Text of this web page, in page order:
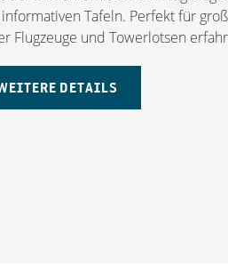
Tafeln. Perfekt für
Flugzeuge und Towerlotsen
DETAILS